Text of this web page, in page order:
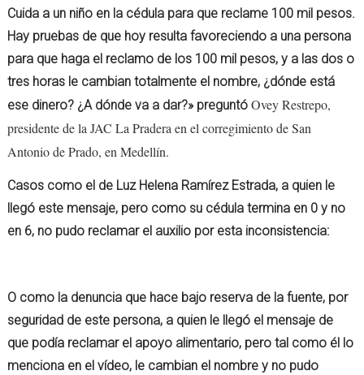
Cuida a un niño en la cédula para que reclame 100 mil pesos.
Hay pruebas de que hoy resulta favoreciendo a una persona
para que haga el reclamo de los 100 mil pesos, y a las dos o
tres horas le cambian totalmente el nombre, ¿dónde está
ese dinero? ¿A dónde va a dar?» preguntóOvey Restrepo,
presidente de la JAC La Pradera en el corregimiento de San
Antonio de Prado, en Medellín.
Casos como el de Luz Helena Ramírez Estrada, a quien le
llegó este mensaje, pero como su cédula termina en 0 y no
en 6, no pudo reclamar el auxilio por esta inconsistencia:
O como la denuncia que hace bajo reserva de la fuente, por
seguridad de este persona, a quien le llegó el mensaje de
que podía reclamar el apoyo alimentario, pero tal como él lo
menciona en el vídeo, le cambian el nombre y no pudo